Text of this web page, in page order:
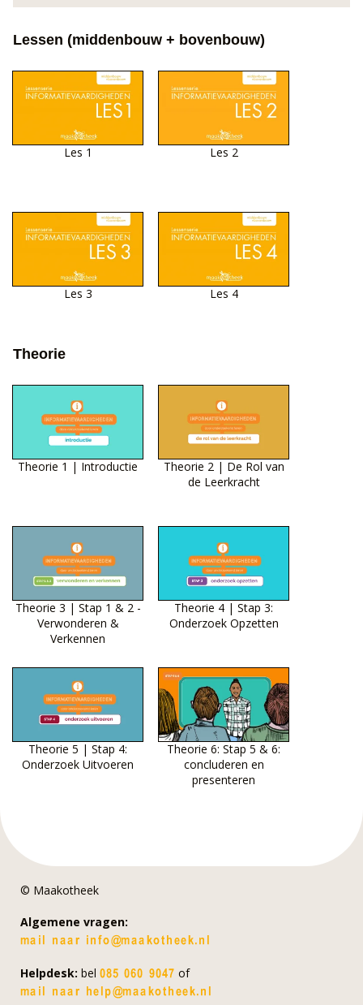
Lessen (middenbouw + bovenbouw)
Les 1 Les 2
Les 3 Les 4
Theorie
Theorie 1 | Introductie
Theorie 2 | De Rol van
de Leerkracht
Theorie 3 | Stap 1 & 2 -
Verwonderen &
Verkennen
Theorie 4 | Stap 3:
Onderzoek Opzetten
Theorie 5 | Stap 4:
Onderzoek Uitvoeren
Theorie 6: Stap 5 & 6:
concluderen en
presenteren
© Maakotheek
Algemene vragen:
Helpdesk: bel of